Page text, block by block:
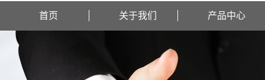
首页 关于我们 产品中心